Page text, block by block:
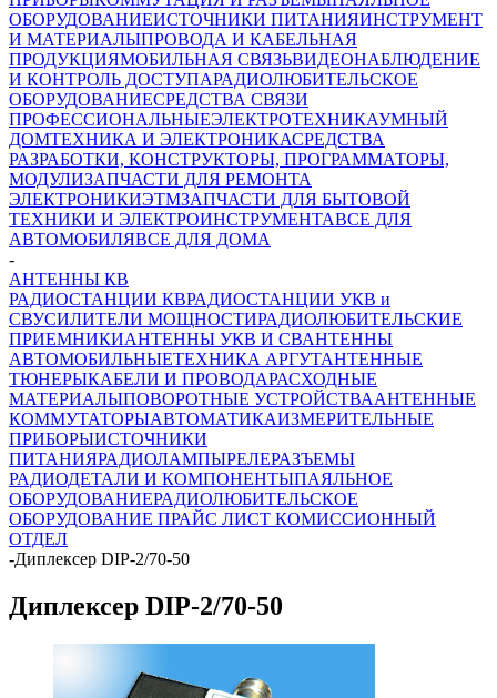
ОБОРУДОВАНИЕИСТОЧНИКИ ПИТАНИЯИНСТРУМЕНТ
И МАТЕРИАЛЫПРОВОДА И КАБЕЛЬНАЯ
ПРОДУКЦИЯМОБИЛЬНАЯ СВЯЗЬВИДЕОНАБЛЮДЕНИЕ
И КОНТРОЛЬ ДОСТУПАРАДИОЛЮБИТЕЛЬСКОЕ
ОБОРУДОВАНИЕСРЕДСТВА СВЯЗИ
ПРОФЕССИОНАЛЬНЫЕЭЛЕКТРОТЕХНИКАУМНЫЙ
ДОМТЕХНИКА И ЭЛЕКТРОНИКАСРЕДСТВА
РАЗРАБОТКИ, КОНСТРУКТОРЫ, ПРОГРАММАТОРЫ,
МОДУЛИЗАПЧАСТИ ДЛЯ РЕМОНТА
ЭЛЕКТРОНИКИЭТМЗАПЧАСТИ ДЛЯ БЫТОВОЙ
ТЕХНИКИ И ЭЛЕКТРОИНСТРУМЕНТАВСЕ ДЛЯ
АВТОМОБИЛЯВСЕ ДЛЯ ДОМА
-
АНТЕННЫ КВ
РАДИОСТАНЦИИ КВРАДИОСТАНЦИИ УКВ и
СВУСИЛИТЕЛИ МОЩНОСТИРАДИОЛЮБИТЕЛЬСКИЕ
ПРИЕМНИКИАНТЕННЫ УКВ И СВАНТЕННЫ
АВТОМОБИЛЬНЫЕТЕХНИКА АРГУТАНТЕННЫЕ
ТЮНЕРЫКАБЕЛИ И ПРОВОДАРАСХОДНЫЕ
МАТЕРИАЛЫПОВОРОТНЫЕ УСТРОЙСТВААНТЕННЫЕ
КОММУТАТОРЫАВТОМАТИКАИЗМЕРИТЕЛЬНЫЕ
ПРИБОРЫИСТОЧНИКИ
ПИТАНИЯРАДИОЛАМПЫРЕЛЕРАЗЪЕМЫ
РАДИОДЕТАЛИ И КОМПОНЕНТЫПАЯЛЬНОЕ
ОБОРУДОВАНИЕРАДИОЛЮБИТЕЛЬСКОЕ
ОБОРУДОВАНИЕ ПРАЙС ЛИСТ КОМИССИОННЫЙ
ОТДЕЛ
-Диплексер DIP-2/70-50
Диплексер DIP-2/70-50